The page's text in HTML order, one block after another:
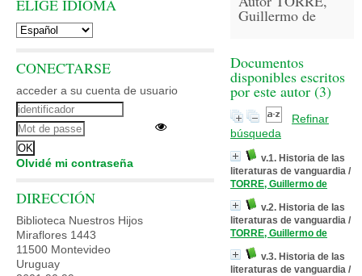
Guillermo de
Documentos
disponibles escritos
por este autor (3)
Refinar
búsqueda
v.1. Historia de las
literaturas de vanguardia /
TORRE, Guillermo de
v.2. Historia de las
literaturas de vanguardia /
TORRE, Guillermo de
v.3. Historia de las
literaturas de vanguardia /
ELIGE IDIOMA
CONECTARSE
acceder a su cuenta de usuario
Olvidé mi contraseña
DIRECCIÓN
Biblioteca Nuestros Hijos
Miraflores 1443
11500 Montevideo
Uruguay